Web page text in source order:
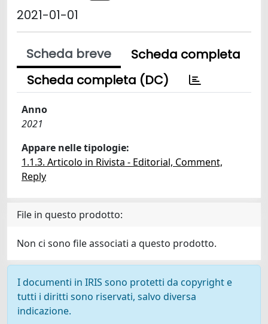
2021-01-01
Scheda breve
Scheda completa
Scheda completa (DC)
Anno
2021
Appare nelle tipologie:
1.1.3. Articolo in Rivista - Editorial, Comment,
Reply
File in questo prodotto:
Non ci sono file associati a questo prodotto.
I documenti in IRIS sono protetti da copyright e
tutti i diritti sono riservati, salvo diversa
indicazione.